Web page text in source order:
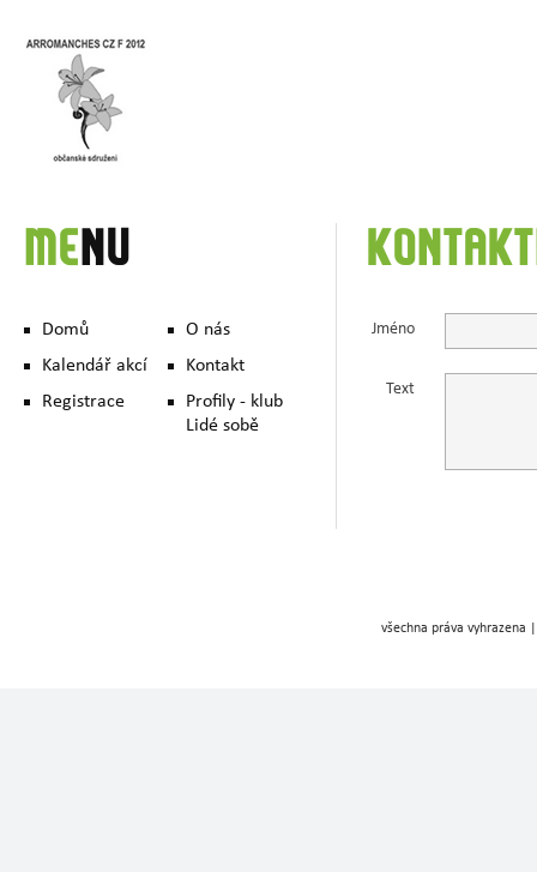
MENU
Domů
O nás
Kalendář akcí
Kontakt
Registrace
Profily - klub
Lidé sobě
Jméno
Text
všechna práva